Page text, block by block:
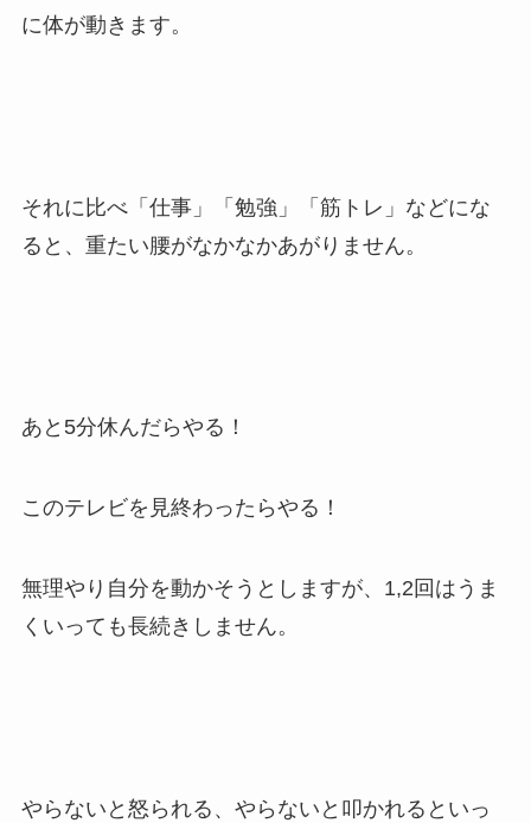
に体が動きます。
それに比べ「仕事」「勉強」「筋トレ」などにな
ると、重たい腰がなかなかあがりません。
あと5分休んだらやる！
このテレビを見終わったらやる！
無理やり自分を動かそうとしますが、1,2回はうま
くいっても長続きしません。
やらないと怒られる、やらないと叩かれるといっ